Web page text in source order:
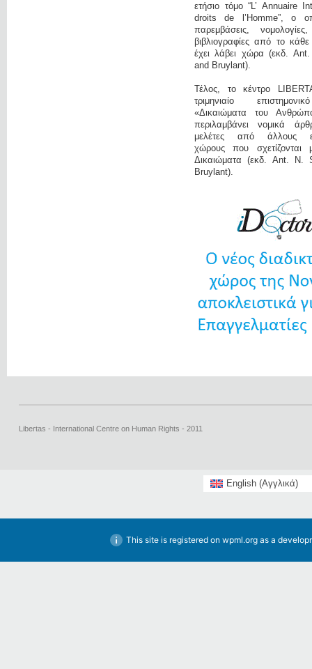
ετήσιο τόμο “L’ Annuaire
droits de l’Homme”, ο
παρεμβάσεις,
βιβλιογραφίες από το
έχει λάβει χώρα (εκδ.
and Bruylant).
Τέλος, το κέντρο
τριμηνιαίο
«Δικαιώματα του
περιλαμβάνει νομικά
μελέτες από άλλους
χώρους που σχετίζονται
Δικαιώματα (εκδ. Ant. N.
Bruylant).
Libertas - International Centre on Human Rights - 2011
English(Αγγλικά)
This site is registered on wpml.orgas a